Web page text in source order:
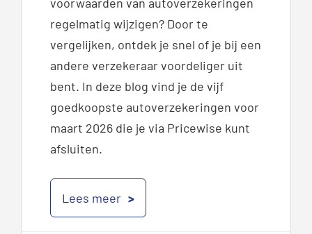
regelmatig wijzigen? Door te
vergelijken, ontdek je snel of je bij een
andere verzekeraar voordeliger uit
bent. In deze blog vind je de vijf
goedkoopste autoverzekeringen voor
maart 2026 die je via Pricewise kunt
afsluiten.
Lees meer